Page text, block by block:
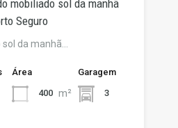
mobiliado sol da manhã
Seguro
da manhã…
Área
400 m²
Garagem
3